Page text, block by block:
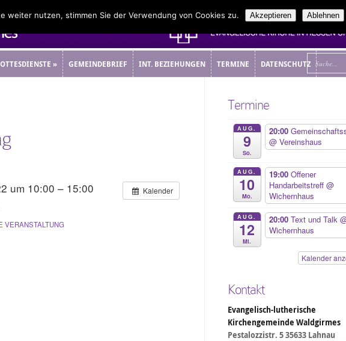
» GEMEINDEBRIEF INT. BEZIEHUNGEN TERMINE DATENSCHUTZ
Kalender
um 10:00 – 15:00
VERANSTALTUNG
Termine
AUG.
9
So.
20:00
@ Vereinshaus
AUG.
10
Mo.
19:00 Offener
Handarbeitstreff @
Wichernhaus
AUG.
12
Mi.
20:00 Text und Talk
Wichernhaus
Kalender
Kontakt
Evangelisch-lutherische
Kirchengemeinde Waldgirmes
Pestalozzistr. 5 35633 Lahnau
weiter nutzen, stimmen Sie der Verwendung von Cookies zu. Akzeptieren Ablehnen